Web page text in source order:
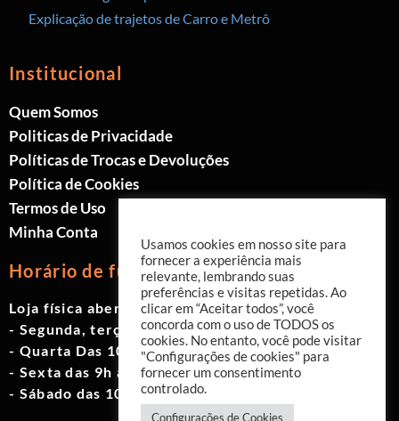
Explicação de trajetos de Carro e Metrô
Institucional
Quem Somos
Politicas de Privacidade
Políticas de Trocas e Devoluções
Política de Cookies
Termos de Uso
Minha Conta
Horário de funcionamento
Loja física aberta de Segunda à Sábado.
- Segunda, terça e quinta das 9h às 19h
- Quarta Das 10h às 18h
- Sexta das 9h às 18h
- Sábado das 10h às 17h
Usamos cookies em nosso site para
fornecer a experiência mais
relevante, lembrando suas
preferências e visitas repetidas. Ao
clicar em “Aceitar todos”, você
concorda com o uso de TODOS os
cookies. No entanto, você pode visitar
"Configurações de cookies" para
fornecer um consentimento
controlado.
Configurações de Cookies